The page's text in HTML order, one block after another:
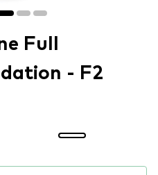
Full
- F2